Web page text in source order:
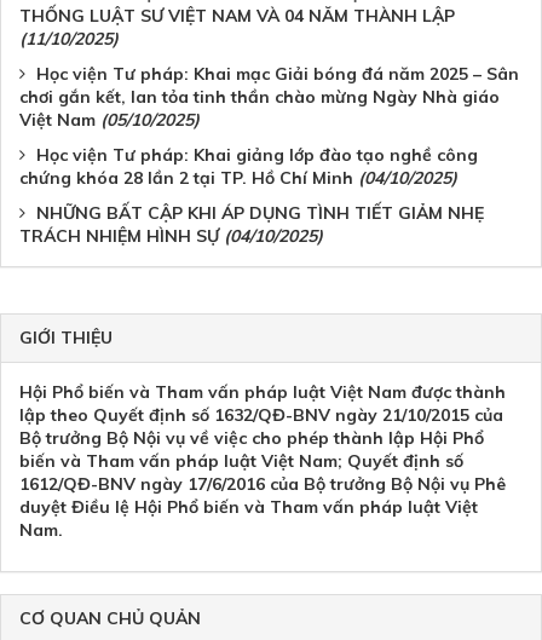
THỐNG LUẬT SƯ VIỆT NAM VÀ 04 NĂM THÀNH LẬP
(11/10/2025)
Học viện Tư pháp: Khai mạc Giải bóng đá năm 2025 – Sân
chơi gắn kết, lan tỏa tinh thần chào mừng Ngày Nhà giáo
Việt Nam (05/10/2025)
Học viện Tư pháp: Khai giảng lớp đào tạo nghề công
chứng khóa 28 lần 2 tại TP. Hồ Chí Minh (04/10/2025)
NHỮNG BẤT CẬP KHI ÁP DỤNG TÌNH TIẾT GIẢM NHẸ
TRÁCH NHIỆM HÌNH SỰ (04/10/2025)
GIỚI THIỆU
Hội Phổ biến và Tham vấn pháp luật Việt Nam được thành
lập theo Quyết định số 1632/QĐ-BNV ngày 21/10/2015 của
Bộ trưởng Bộ Nội vụ về việc cho phép thành lập Hội Phổ
biến và Tham vấn pháp luật Việt Nam; Quyết định số
1612/QĐ-BNV ngày 17/6/2016 của Bộ trưởng Bộ Nội vụ Phê
duyệt Điều lệ Hội Phổ biến và Tham vấn pháp luật Việt
Nam.
CƠ QUAN CHỦ QUẢN